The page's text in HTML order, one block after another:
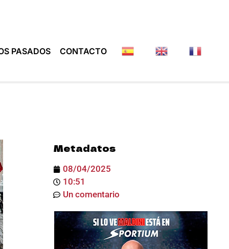
PASADOS CONTACTO
Metadatos
08/04/2025
10:51
Un comentario